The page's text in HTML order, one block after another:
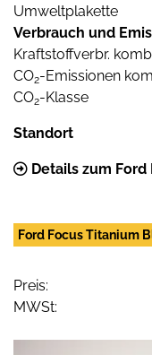
Umweltplakette
Verbrauch und
Kraftstoffverbr.
CO2-Emissionen
CO2-Klasse
Standort
Details zum
Ford Focus Titanium
Preis:
MWSt: